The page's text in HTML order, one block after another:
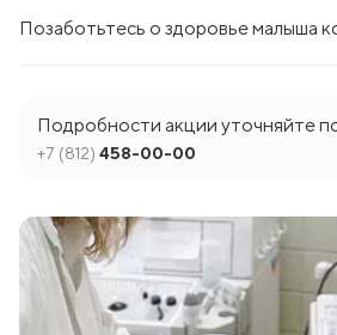
Позаботьтесь о здоровье малыша
Подробности акции уточняйте
+7 (812) 458-00-00